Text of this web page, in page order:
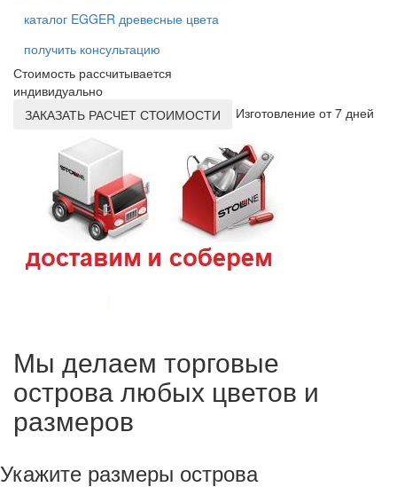
каталог EGGER древесные цвета
получить консультацию
Стоимость рассчитывается
индивидуально
ЗАКАЗАТЬ РАСЧЕТ СТОИМОСТИ
Изготовление от 7 дней
Мы делаем торговые
острова любых цветов и
размеров
Укажите размеры острова